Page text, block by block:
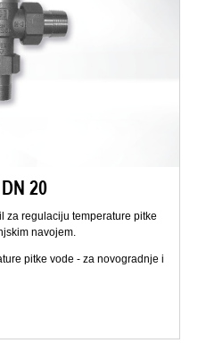
20
za regulaciju temperature pitke
navojem.
pitke vode - za novogradnje i